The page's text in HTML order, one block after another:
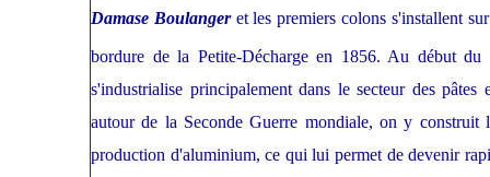
Damase Boulangeret les premiers colons s'installent
bordure de la Petite-Décharge en 1856. Au début
s'industrialise principalement dans le secteur des pâtes
autour de la Seconde Guerre mondiale, on y construit
production d'aluminium, ce qui lui permet de devenir